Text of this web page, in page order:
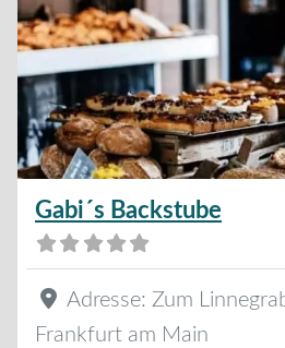
Gabi´s Backstube
Adresse: Zum
Frankfurt am Main